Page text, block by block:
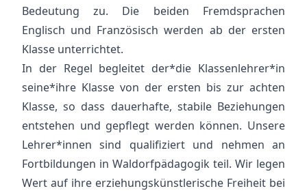
Bedeutung zu. Die beiden Fremdsprachen
Englisch und Französisch werden ab der ersten
Klasse unterrichtet.
In der Regel begleitet der*die Klassenlehrer*in
seine*ihre Klasse von der ersten bis zur achten
Klasse, so dass dauerhafte, stabile Beziehungen
entstehen und gepflegt werden können. Unsere
Lehrer*innen sind qualifiziert und nehmen an
Fortbildungen in Waldorfpädagogik teil. Wir legen
Wert auf ihre erziehungskünstlerische Freiheit bei